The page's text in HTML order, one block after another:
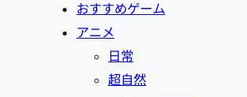
おすすめゲーム
アニメ
日常
超自然